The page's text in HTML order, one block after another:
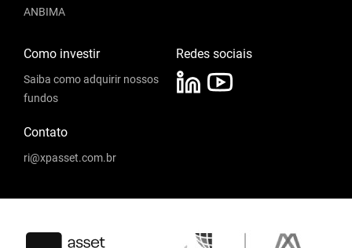
ANBIMA
Como investir
Saiba como adquirir nossos
fundos
Contato
ri@xpasset.com.br
Redes sociais